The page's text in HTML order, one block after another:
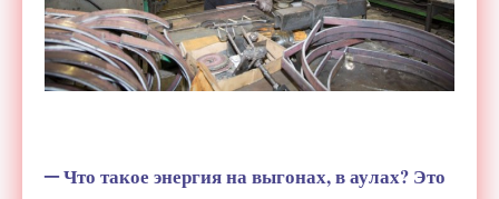
–Что такое энергия на выгонах, в аулах? Это